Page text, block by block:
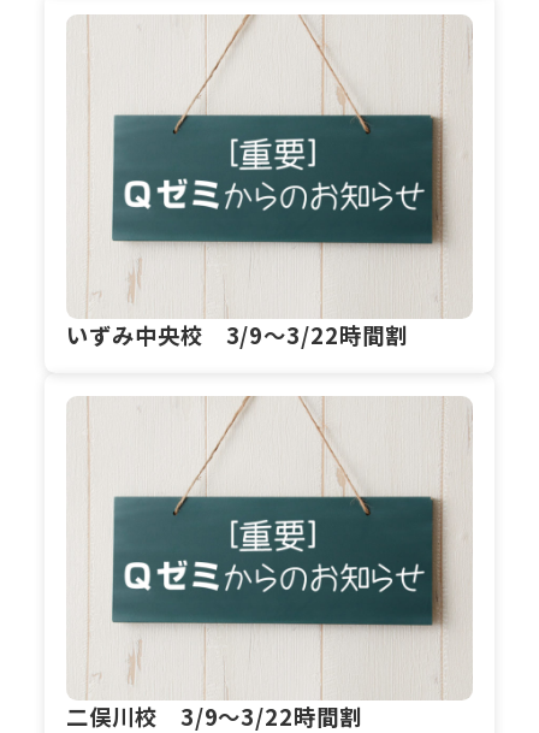
いずみ中央校 3/9～3/22時間割
二俣川校 3/9～3/22時間割